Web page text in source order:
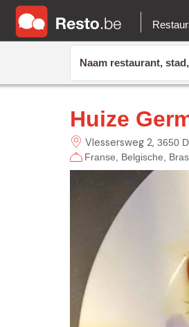
Huize
Vlessersweg 2 3650
Franse
Belgische